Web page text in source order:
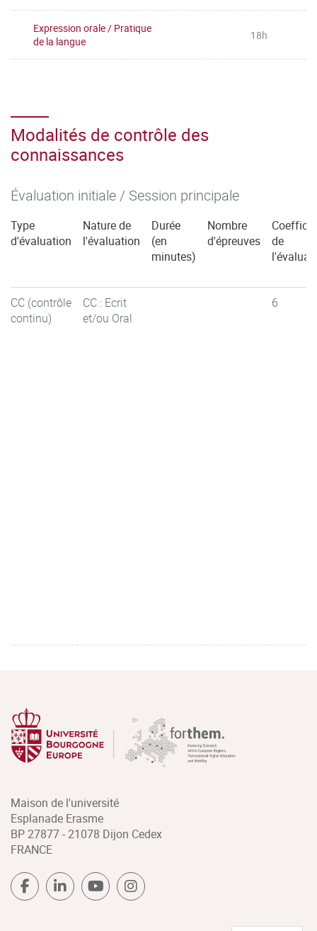
Expression orale / Pratique
de la langue
18h
Modalités de contrôle des
connaissances
Évaluation initiale / Session principale
Type
d'évaluation
Nature de
l'évaluation
Durée
(en
minutes)
Nombre
d'épreuves
de
CC (contrôle
continu)
CC : Ecrit
et/ou Oral
6
Maison de l'université
Esplanade Erasme
BP 27877 - 21078 Dijon Cedex
FRANCE